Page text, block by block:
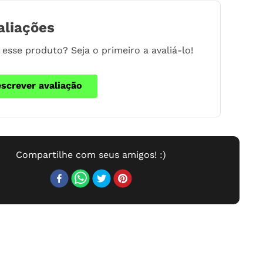
esse produto? Seja o primeiro a avaliá-lo!
avaliação